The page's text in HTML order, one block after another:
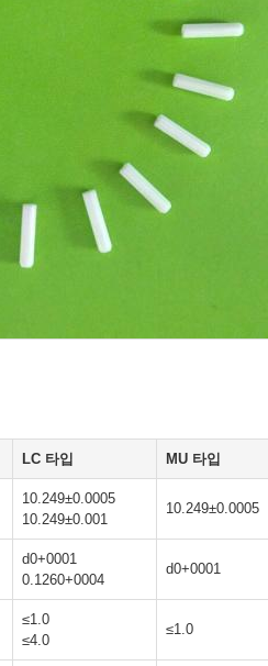
LC 타입 MU 타입
10.249±0.0005
10.249±0.001
10.249±0.0005
d0+0001
0.1260+0004
d0+0001
≤1.0
≤4.0
≤1.0